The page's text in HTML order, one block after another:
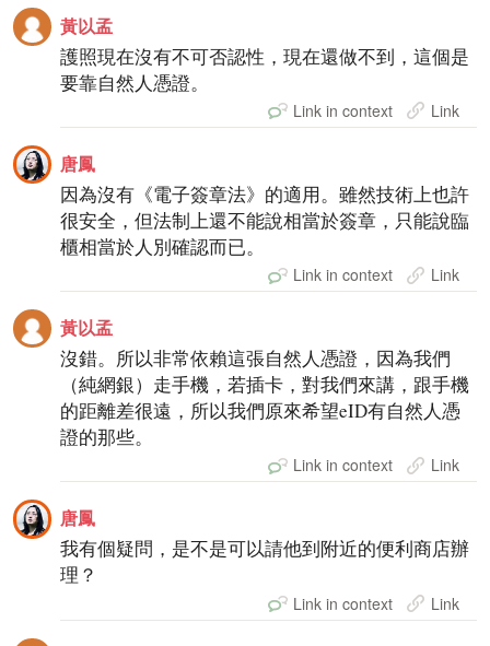
黃以孟
護照現在沒有不可否認性，現在還做不到，這個是
要靠自然人憑證。
Link in context Link
唐鳳
因為沒有《電子簽章法》的適用。雖然技術上也許
很安全，但法制上還不能說相當於簽章，只能說臨
櫃相當於人別確認而已。
Link in context Link
黃以孟
沒錯。所以非常依賴這張自然人憑證，因為我們
（純網銀）走手機，若插卡，對我們來講，跟手機
的距離差很遠，所以我們原來希望eID有自然人憑
證的那些。
Link in context Link
唐鳳
我有個疑問，是不是可以請他到附近的便利商店辦
理？
Link in context Link